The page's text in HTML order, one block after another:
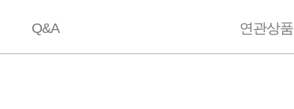
Q&A 연관상품